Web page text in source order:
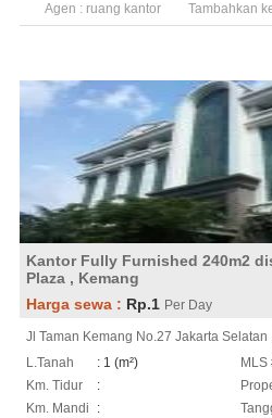
Agen : ruang kantor Tambahkan
Kantor Fully Furnished 240m2
Plaza , Kemang
Harga sewa : Rp.1 Per Day
Jl Taman Kemang No.27 Jakarta
L.Tanah
: 1 (m²)
Km. Tidur
:
Km. Mandi
:
MLS